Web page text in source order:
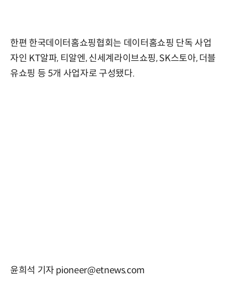
한편 한국데이터홈쇼핑협회는 데이터홈쇼핑 단독 사업
자인 KT알파, 티알엔, 신세계라이브쇼핑, SK스토아, 더블
유쇼핑 등 5개 사업자로 구성됐다.
윤희석 기자 pioneer@etnews.com